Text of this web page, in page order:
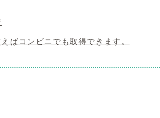
ばコンビニでも取得できます。